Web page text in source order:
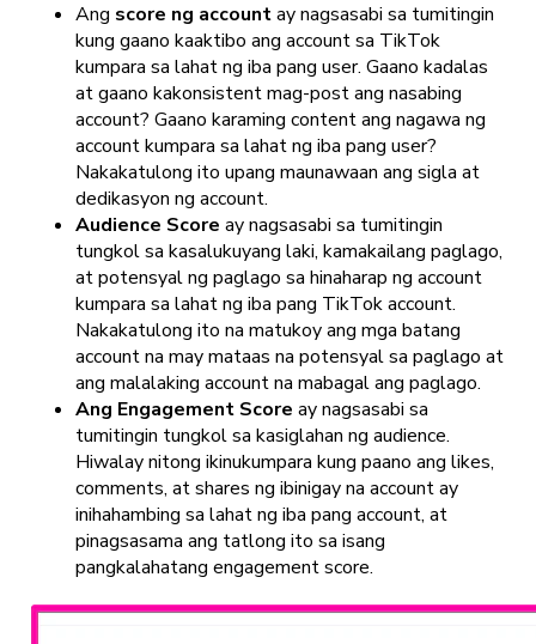
Ang score ng accountay nagsasabi sa tumitingin
kung gaano kaaktibo ang account sa TikTok
kumpara sa lahat ng iba pang user. Gaano kadalas
at gaano kakonsistent mag-post ang nasabing
account? Gaano karaming content ang nagawa ng
account kumpara sa lahat ng iba pang user?
Nakakatulong ito upang maunawaan ang sigla at
dedikasyon ng account.
Audience Score ay nagsasabi sa tumitingin
tungkol sa kasalukuyang laki, kamakailang paglago,
at potensyal ng paglago sa hinaharap ng account
kumpara sa lahat ng iba pang TikTok account.
Nakakatulong ito na matukoy ang mga batang
account na may mataas na potensyal sa paglago at
ang malalaking account na mabagal ang paglago.
Ang Engagement Score ay nagsasabi sa
tumitingin tungkol sa kasiglahan ng audience.
Hiwalay nitong ikinukumpara kung paano ang likes,
comments, at shares ng ibinigay na account ay
inihahambing sa lahat ng iba pang account, at
pinagsasama ang tatlong ito sa isang
pangkalahatang engagement score.